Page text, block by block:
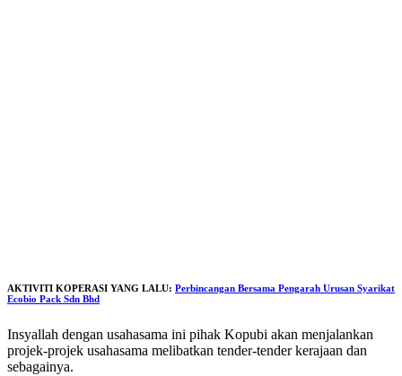
AKTIVITI KOPERASI YANG LALU: Perbincangan Bersama Pengarah Urusan Syarikat
Ecobio Pack Sdn Bhd
Insyallah dengan usahasama ini pihak Kopubi akan menjalankan
projek-projek usahasama melibatkan tender-tender kerajaan dan
sebagainya.